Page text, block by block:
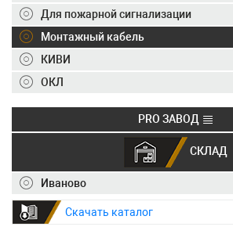
Контакты
+7 (495) 150-40-20
info@ivkz.ru
Для пожарной сигнализации
Монтажный кабель
КИВИ
ОКЛ
PRO ЗАВОД
СКЛАД
Иваново
Скачать каталог